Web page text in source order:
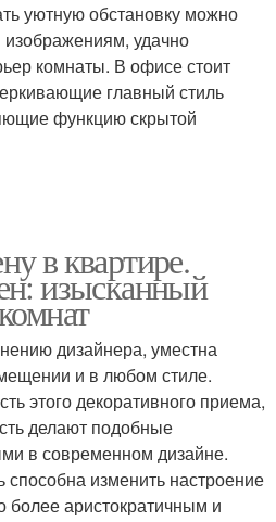
уютную обстановку можно
изображениям, удачно
комнаты. В офисе стоит
главный стиль
функцию скрытой
в квартире.
изысканный
дизайнера, уместна
и в любом стиле.
этого декоративного приема,
делают подобные
в современном дизайне.
изменить настроение
более аристократичным и